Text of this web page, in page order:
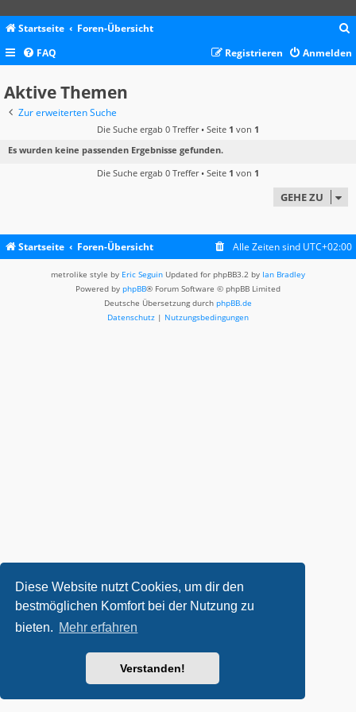
Diese Website nutzt Cookies, um dir den
bestmöglichen Komfort bei der Nutzung zu
bieten. Mehr erfahren
Verstanden!
Startseite Foren-Übersicht
c
FAQ Anmelden
Registrieren
Aktive Themen
Zur erweiterten Suche
Die Suche ergab 0 Treffer • Seite 1 von 1
Es wurden keine passenden Ergebnisse gefunden.
Die Suche ergab 0 Treffer • Seite 1 von 1
GEHE ZU
Startseite Foren-Übersicht Alle Zeiten sind UTC+02:00
metrolike style by Eric Seguin Updated for phpBB3.2 by Ian Bradley
Powered by phpBB® Forum Software © phpBB Limited
Deutsche Übersetzung durch phpBB.de
Datenschutz | Nutzungsbedingungen